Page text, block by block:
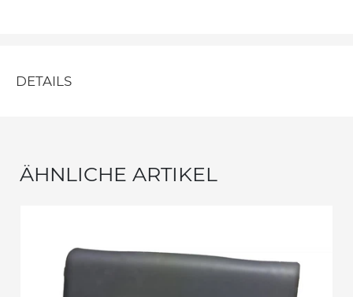
DETAILS
ÄHNLICHE ARTIKEL